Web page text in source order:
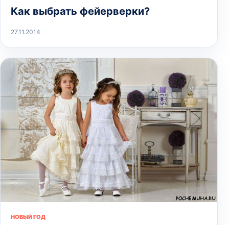
Как выбрать фейерверки?
27.11.2014
НОВЫЙ ГОД